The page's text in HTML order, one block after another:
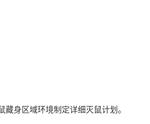
身区域环境制定详细灭鼠计划。